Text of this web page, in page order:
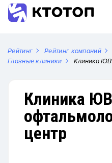
Рейтинг Рейтинг компаний
Глазные клиники
Клиника
Клиника
центр